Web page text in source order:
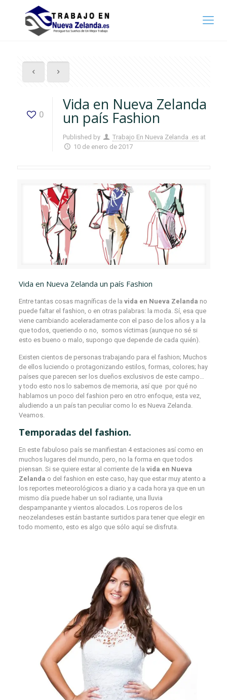
0
Vida en Nueva Zelanda
un país Fashion
Published by Trabajo En Nueva Zelanda .es at
10 de enero de 2017
Vida en Nueva Zelanda un país Fashion
Entre tantas cosas magníficas de lavida en Nueva Zelanda no
puede faltar el fashion, o en otras palabras: la moda. Sí, esa que
viene cambiando aceleradamente con el paso de los años y a la
que todos, queriendo o no, somos víctimas (aunque no sé si
esto es bueno o malo, supongo que depende de cada quién).
Existen cientos de personas trabajando para el fashion; Muchos
de ellos luciendo o protagonizando estilos, formas, colores; hay
países que parecen ser los dueños exclusivos de este campo…
y todo esto nos lo sabemos de memoria, así que por qué no
hablamos un poco del fashion pero en otro enfoque, esta vez,
aludiendo a un país tan peculiar como lo es Nueva Zelanda.
Veamos.
Temporadas del fashion.
En este fabuloso país se manifiestan 4 estaciones así como en
muchos lugares del mundo, pero, no la forma en que todos
piensan. Si se quiere estar al corriente de lavida en Nueva
Zelanda o del fashion en este caso, hay que estar muy atento a
los reportes meteorológicos a diario y a cada hora ya que en un
mismo día puede haber un sol radiante, una lluvia
despampanante y vientos alocados. Los roperos de los
neozelandeses están bastante surtidos para tener que elegir en
todo momento, esto es algo que sólo aquí se disfruta.